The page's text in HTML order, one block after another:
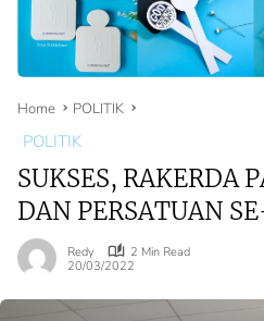
Home POLITIK
POLITIK
SUKSES, RAKERDA
DAN PERSATUAN
Redy
2 Min Read
20/03/2022